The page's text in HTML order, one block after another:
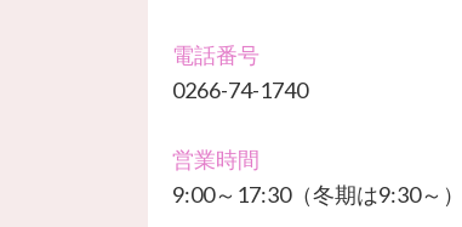
電話番号
0266-74-1740
営業時間
9:00～17:30（冬期は9:30～）